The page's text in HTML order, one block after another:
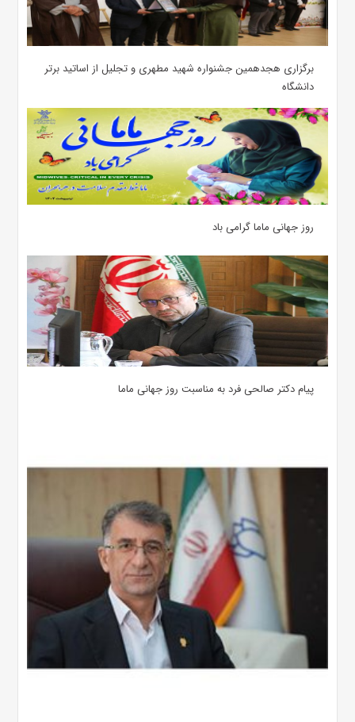
برگزاری هجدهمین جشنواره شهید مطهری و تجلیل از اساتید برتر
دانشگاه
روز جهانی ماما گرامی باد
پیام دکتر صالحی فرد به مناسبت روز جهانی ماما